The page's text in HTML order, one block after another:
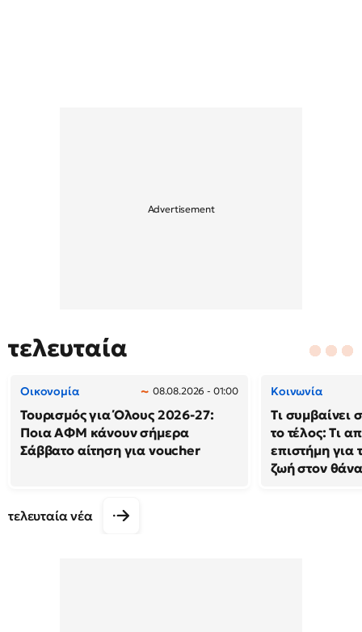
τελευταία
Οικονομία 08.08.2026 - 01:00
Τουρισμός για Όλους 2026-27:
Ποια ΑΦΜ κάνουν σήμερα
Σάββατο αίτηση για voucher
Κοινωνία
Τι συμβαίνει
το τέλος: Τι
επιστήμη για
ζωή στον
τελευταία νέα